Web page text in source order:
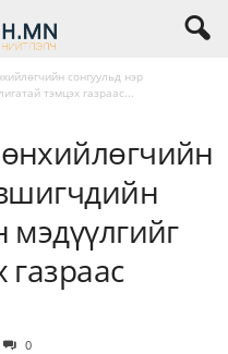
сонгуульд нэр
тэмцэх газраас...
газраас
0